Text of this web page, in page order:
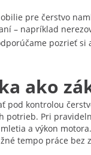
pre čerstvo
– napríklad
pozrieť si
ako
pod kontrolou
Pri
a výkon
tempo práce